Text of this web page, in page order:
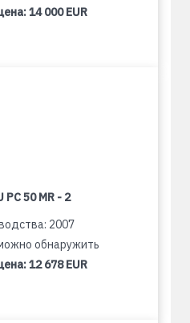
14 000 EUR
PC 50 MR - 2
2007
обнаружить
12 678 EUR